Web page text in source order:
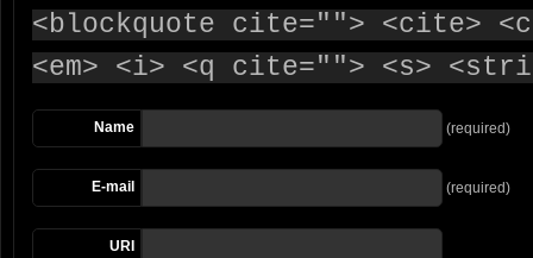
<blockquote cite=""> <cite>
<em> <i> <q cite=""> <s>
Name (required)
E-mail (required)
URI